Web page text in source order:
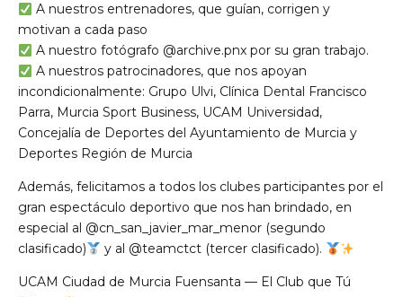
A nuestros entrenadores, que guían, corrigen y
motivan a cada paso
A nuestro fotógrafo @archive.pnxpor su gran trabajo.
A nuestros patrocinadores, que nos apoyan
incondicionalmente: Grupo Ulvi, Clínica Dental Francisco
Parra, Murcia Sport Business, UCAM Universidad,
Concejalía de Deportes del Ayuntamiento de Murcia y
Deportes Región de Murcia
Además, felicitamos a todos los clubes participantes por el
gran espectáculo deportivo que nos han brindado, en
especial al @cn_san_javier_mar_menor (segundo
clasificado)
y al @teamctct(tercer clasificado).
UCAM Ciudad de Murcia Fuensanta — El Club que Tú